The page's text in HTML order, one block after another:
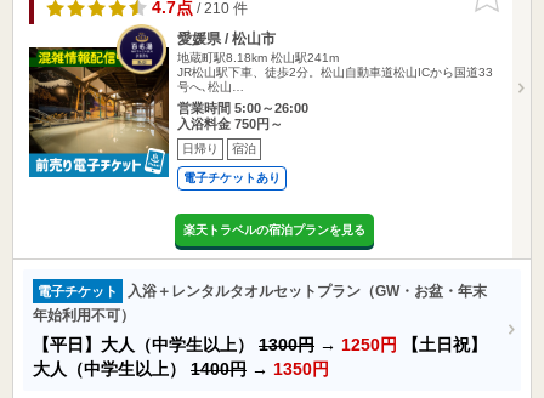
4.7点/ 210 件
愛媛県 / 松山市
地蔵町駅8.18km 松山駅241m
JR松山駅下車、徒歩2分。松山自動車道松山ICから国道33
号へ､松山…
営業時間 5:00～26:00
入浴料金 750円～
日帰り 宿泊
電子チケットあり
楽天トラベルの宿泊プランを見る
電子チケット
入浴＋レンタルタオルセットプラン（GW・お盆・年末
年始利用不可）
【平日】大人（中学生以上） 1300円 → 1250円
【土日祝】
大人（中学生以上） 1400円 → 1350円